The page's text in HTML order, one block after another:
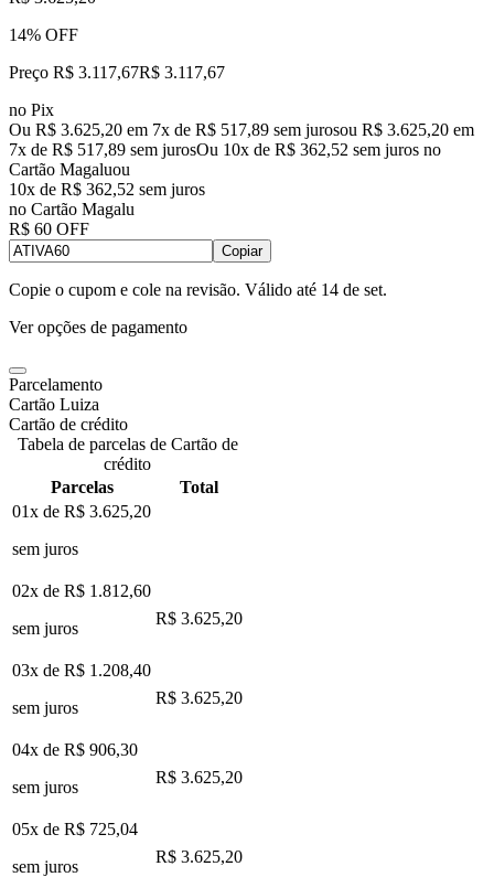
14% OFF
Preço R$ 3.117,67R$ 3.117,67
no Pix
Ou R$ 3.625,20 em 7x de R$ 517,89 sem jurosou R$ 3.625,20 em
7x de R$ 517,89 sem jurosOu 10x de R$ 362,52 sem juros no
Cartão Magaluou
10x de R$ 362,52 sem juros
no Cartão Magalu
R$ 60 OFF
Copiar
Copie o cupom e cole na revisão. Válido até 14 de set.
Ver opções de pagamento
Parcelamento
Cartão Luiza
Cartão de crédito
Tabela de parcelas de Cartão de
crédito
Parcelas
Total
01x de R$ 3.625,20
sem juros
02x de R$ 1.812,60
sem juros
R$ 3.625,20
03x de R$ 1.208,40
sem juros
R$ 3.625,20
04x de R$ 906,30
sem juros
R$ 3.625,20
05x de R$ 725,04
sem juros
R$ 3.625,20